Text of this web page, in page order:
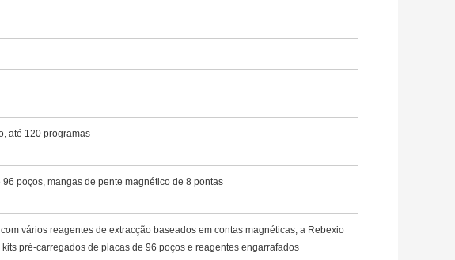
até 120 programas
poços, mangas de pente magnético de 8 pontas
vários reagentes de extracção baseados em contas magnéticas; a Rebexio
pré-carregados de placas de 96 poços e reagentes engarrafados